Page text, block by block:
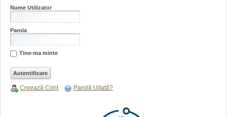
Nume Utilizator
Parola
Tine-ma minte
Creează Cont Parolă Uitată?